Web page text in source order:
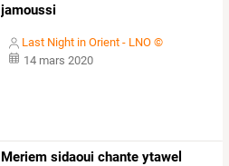
jamoussi
Last Night in Orient - LNO ©
14 mars 2020
Meriem sidaoui chante ytawel